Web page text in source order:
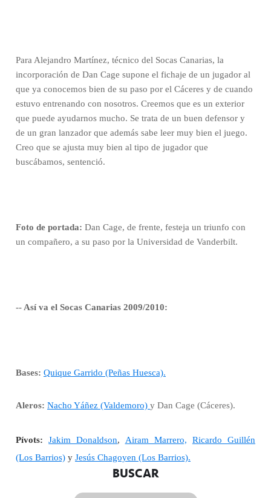
Para Alejandro Martínez, técnico del Socas Canarias, la
incorporación de Dan Cage supone el fichaje de un jugador al
que ya conocemos bien de su paso por el Cáceres y de cuando
estuvo entrenando con nosotros. Creemos que es un exterior
que puede ayudarnos mucho. Se trata de un buen defensor y
de un gran lanzador que además sabe leer muy bien el juego.
Creo que se ajusta muy bien al tipo de jugador que
buscábamos, sentenció.
Foto de portada: Dan Cage, de frente, festeja un triunfo con
un compañero, a su paso por la Universidad de Vanderbilt.
-- Así va el Socas Canarias 2009/2010:
Bases: Quique Garrido (Peñas Huesca).
Aleros: Nacho Yáñez (Valdemoro) y Dan Cage (Cáceres).
Pívots: Jakim Donaldson, Airam Marrero,
Ricardo Guillén
(Los Barrios) y Jesús Chagoyen (Los Barrios).
BUSCAR